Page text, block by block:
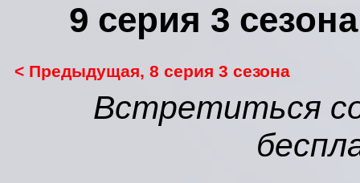
9 серия 3
< Предыдущая, 8 серия 3 сезона
Встретиться